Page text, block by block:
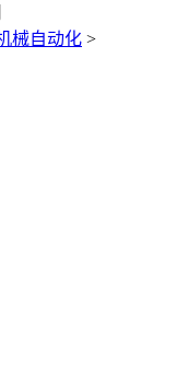
械自动化 >